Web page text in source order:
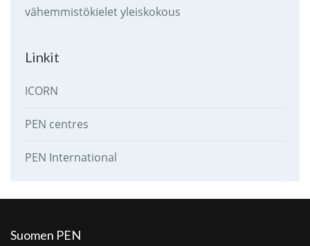
vähemmistökieletyleiskokous
Linkit
ICORN
PEN centres
PEN International
Suomen PEN